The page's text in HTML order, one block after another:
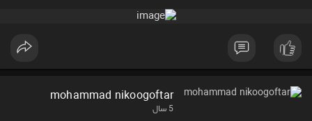
mohammad nikoogoftar
5 سال